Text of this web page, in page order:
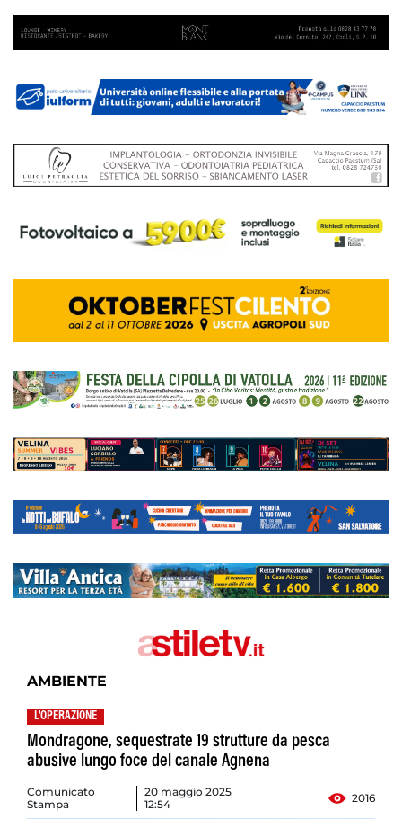
AMBIENTE
L'OPERAZIONE
Mondragone, sequestrate 19 strutture da pesca
abusive lungo foce del canale Agnena
Comunicato
Stampa
20 maggio 2025
12:54
2016